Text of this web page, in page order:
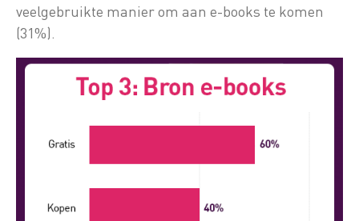
veelgebruikte manier om aan e-books te komen
(31%).